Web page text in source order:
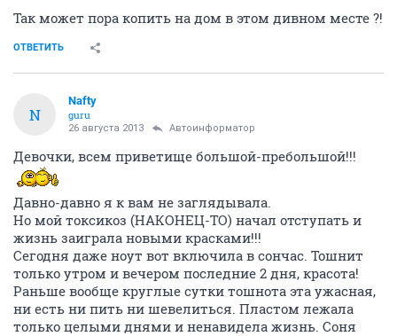
Так может пора копить на дом в этом дивном месте ?!
ОТВЕТИТЬ
N
Nafty
guru
26 августа 2013 Автоинформатор
Девочки, всем приветище большой-пребольшой!!!
Давно-давно я к вам не заглядывала.
Но мой токсикоз (НАКОНЕЦ-ТО) начал отступать и
жизнь заиграла новыми красками!!!
Сегодня даже ноут вот включила в сончас. Тошнит
только утром и вечером последние 2 дня, красота!
Раньше вообще круглые сутки тошнота эта ужасная,
ни есть ни пить ни шевелиться. Пластом лежала
только целыми днями и ненавидела жизнь. Соня